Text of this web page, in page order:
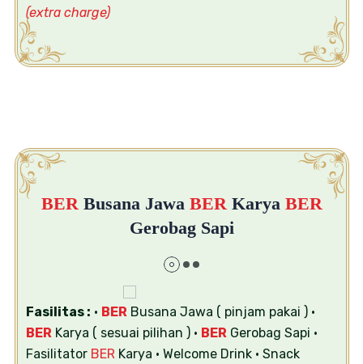
(extra charge)
BER Busana Jawa BER Karya BER
Gerobag Sapi
Fasilitas : • BERBusana Jawa ( pinjam pakai )•
BERKarya ( sesuai pilihan )• BERGerobag Sapi •
Fasilitator BERKarya • Welcome Drink• Snack